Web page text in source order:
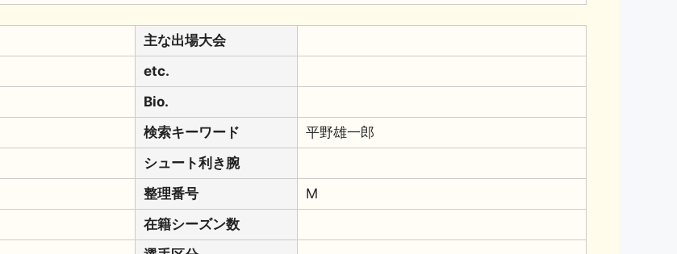
主な出場大会
etc.
Bio.
検索キーワード
平野雄一郎
シュート利き腕
整理番号
M
在籍シーズン数